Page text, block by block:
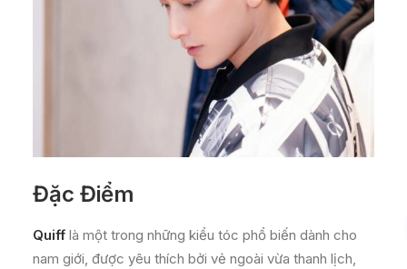
Đặc Điểm
Quiff là một trong những kiểu tóc phổ biến dành cho
nam giới, được yêu thích bởi vẻ ngoài vừa thanh lịch,